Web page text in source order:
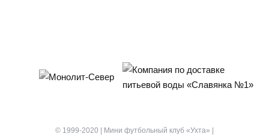
© 1999-2020 | Мини футбольный клуб «Ухта» |